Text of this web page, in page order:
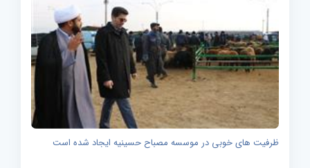
ظرفیت های خوبی در موسسه مصباح حسینیه ایجاد شده است